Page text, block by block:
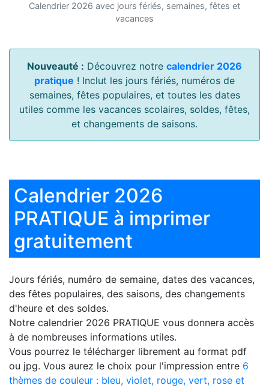
Calendrier 2026 avec jours fériés, semaines, fêtes et
vacances
Nouveauté : Découvrez notre calendrier 2026
pratique ! Inclut les jours fériés, numéros de
semaines, fêtes populaires, et toutes les dates
utiles comme les vacances scolaires, soldes, fêtes,
et changements de saisons.
Calendrier 2026
PRATIQUE à imprimer
gratuitement
Jours fériés, numéro de semaine, dates des vacances,
des fêtes populaires, des saisons, des changements
d'heure et des soldes.
Notre calendrier 2026 PRATIQUE vous donnera accès
à de nombreuses informations utiles.
Vous pourrez le télécharger librement au format pdf
ou jpg. Vous aurez le choix pour l'impression entre 6
thèmes de couleur : bleu, violet, rouge, vert, rose et